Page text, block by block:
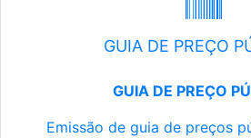
GUIA DE PREÇO
GUIA DE PREÇO
Emissão de guia de preços